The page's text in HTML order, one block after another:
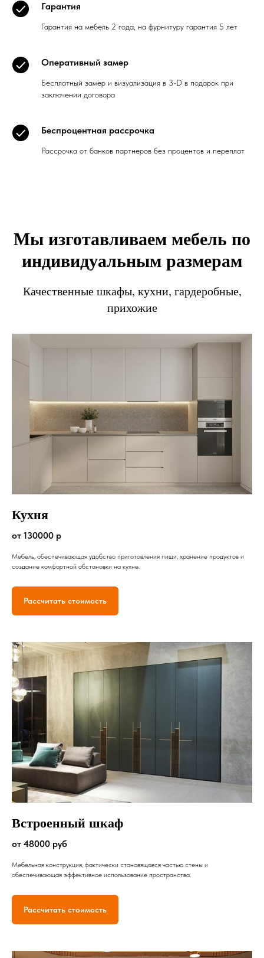
Гарантия
Гарантия на мебель 2 года, на фурнитуру гарантия 5 лет
Оперативный замер
Бесплатный замер и визуализация в 3-D в подарок при
заключении договора
Беспроцентная рассрочка
Рассрочка от банков партнеров без процентов и переплат
Мы изготавливаем мебель по
индивидуальным размерам
Качественные шкафы, кухни, гардеробные,
прихожие
Кухня
от 130000 р
Мебель, обеспечивающая удобство приготовления пищи, хранение продуктов и
создание комфортной обстановки на кухне.
Рассчитать стоимость
Встроенный шкаф
от 48000 руб
Мебельная конструкция, фактически становящаяся частью стены и
обеспечивающая эффективное использование пространства.
Рассчитать стоимость